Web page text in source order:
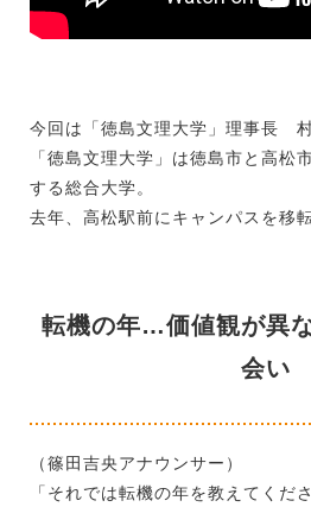
今回は「徳島文理大学」理事長 村
「徳島文理大学」は徳島市と高松
する総合大学。
去年、高松駅前にキャンパスを移
転機の年…価値観が異
会い
（篠田吉央アナウンサー）
「それでは転機の年を教えてくだ